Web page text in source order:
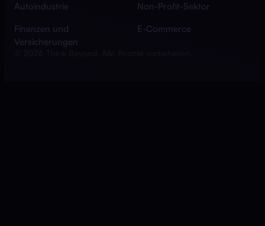
Autoindustrie
Non-Profit-Sektor
Finanzen und
Versicherungen
E-Commerce